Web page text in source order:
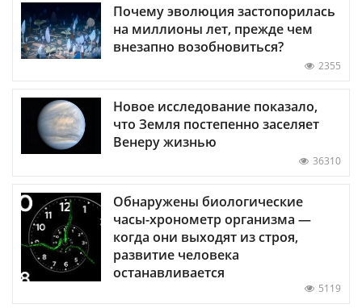
Почему эволюция застопорилась
на миллионы лет, прежде чем
внезапно возобновиться?
2355
Новое исследование показало,
что Земля постепенно заселяет
Венеру жизнью
36310
Обнаружены биологические
часы-хронометр организма —
когда они выходят из строя,
развитие человека
останавливается
5119